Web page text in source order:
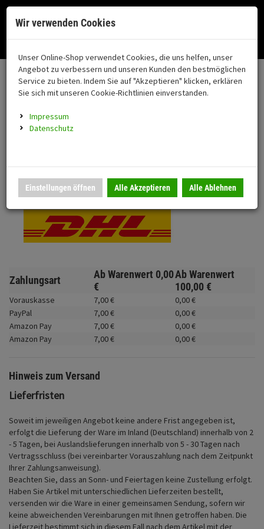
Fahrzeugteile
Alle Kategorien
FAHRZEUGTEILE
Montageständer
Beleuchtung
Fahrwerk
Zubehör
Merchandise
Neuheiten
coming soon
Anmelden | Registrieren Merkzettel
Ihr Warenkorb ist momentan leer.
Ergebnisse () Fertig
Nutzung unserer Dienste erklären Sie sich damit einverstanden!
Okay Datenschutz
Menü
Motorrad auswählen
Versand & Lieferung
Bitte wählen Sie Ihr Lieferland.
DHL National
Zahlungsart Ab Warenwert 0,00
€
Ab Warenwert
100,00 €
Vorauskasse 7,00€ 0,00€
PayPal
7,00€ 0,00€
Amazon Pay
7,00€ 0,00€
Amazon Pay
7,00€ 0,00€
Hinweis zum Versand
Lieferfristen
Soweit im jeweiligen Angebot keine andere Frist angegeben ist,
erfolgt die Lieferung der Ware im Inland (Deutschland) innerhalb von 2
- 5 Tagen, bei Auslandslieferungen innerhalb von 5 - 30 Tagen nach
Vertragsschluss (bei vereinbarter Vorauszahlung nach dem Zeitpunkt
Ihrer Zahlungsanweisung).
Beachten Sie, dass an Sonn- und Feiertagen keine Zustellung erfolgt.
Haben Sie Artikel mit unterschiedlichen Lieferzeiten bestellt,
versenden wir die Ware in einer gemeinsamen Sendung, sofern wir
keine abweichenden Vereinbarungen mit Ihnen getroffen haben. Die
Lieferzeit bestimmt sich in diesem Fall nach dem Artikel mit der
Wir verwenden Cookies
Unser Online-Shop verwendet Cookies, die uns helfen, unser
Angebot zu verbessern und unseren Kunden den bestmöglichen
Service zu bieten. Indem Sie auf "Akzeptieren" klicken, erklären
Sie sich mit unseren Cookie-Richtlinien einverstanden.
Impressum
Datenschutz
Einstellungen öffnen Alle Akzeptieren Alle Ablehnen